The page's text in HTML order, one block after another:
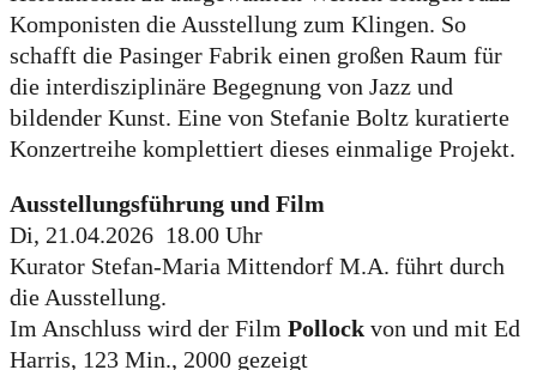
Komponisten die Ausstellung zum Klingen. So
schafft die Pasinger Fabrik einen großen Raum für
die interdisziplinäre Begegnung von Jazz und
bildender Kunst. Eine von Stefanie Boltz kuratierte
Konzertreihe komplettiert dieses einmalige Projekt.
Ausstellungsführung und Film
Di, 21.04.2026 18.00 Uhr
Kurator Stefan-Maria Mittendorf M.A. führt durch
die Ausstellung.
Im Anschluss wird der Film Pollock von und mit Ed
Harris, 123 Min., 2000 gezeigt